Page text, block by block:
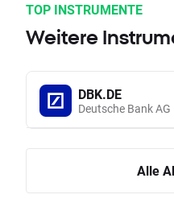
TOP INSTRUMENTE
Weitere
DBK.DE
Deutsche Bank AG
Alle